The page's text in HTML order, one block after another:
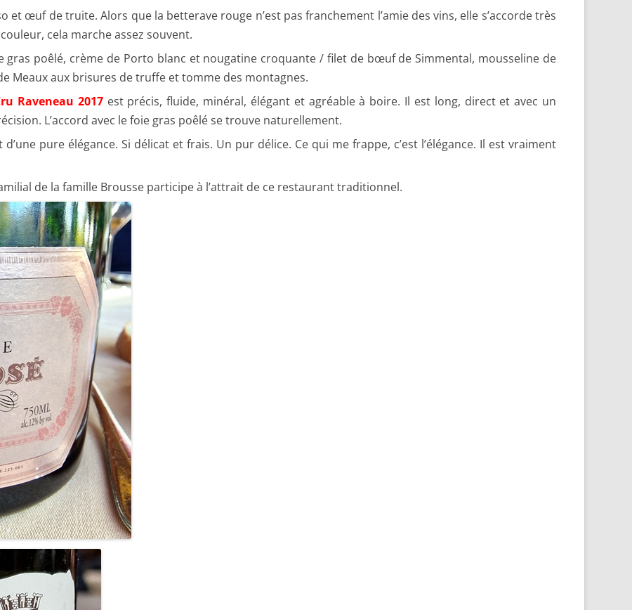
et œuf de truite. Alors que la betterave rouge n’est pas franchement l’amie des vins, elle s’accorde très
cela marche assez souvent.
gras poêlé, crème de Porto blanc et nougatine croquante / filet de bœuf de Simmental, mousseline de
Meaux aux brisures de truffe et tomme des montagnes.
Raveneau 2017est précis, fluide, minéral, élégant et agréable à boire. Il est long, direct et avec un
L’accord avec le foie gras poêlé se trouve naturellement.
d’une pure élégance. Si délicat et frais. Un pur délice. Ce qui me frappe, c’est l’élégance. Il est vraiment
de la famille Brousse participe à l’attrait de ce restaurant traditionnel.